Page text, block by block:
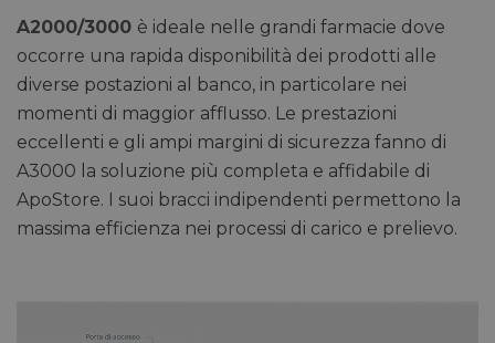
A2000/3000 è ideale nelle grandi farmacie dove
occorre una rapida disponibilità dei prodotti alle
diverse postazioni al banco, in particolare nei
momenti di maggior afflusso. Le prestazioni
eccellenti e gli ampi margini di sicurezza fanno di
A3000 la soluzione più completa e affidabile di
ApoStore. I suoi bracci indipendenti permettono la
massima efficienza nei processi di carico e prelievo.